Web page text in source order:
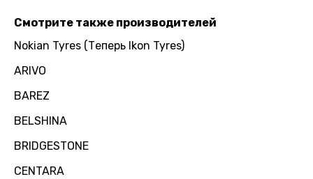
Смотрите также производителей
Nokian Tyres (Теперь Ikon Tyres)
ARIVO
BAREZ
BELSHINA
BRIDGESTONE
CENTARA